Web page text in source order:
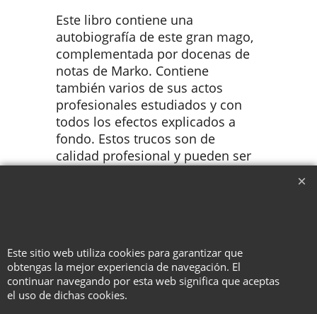
Este libro contiene una
autobiografía de este gran mago,
complementada por docenas de
notas de Marko. Contiene
también varios de sus actos
profesionales estudiados y con
todos los efectos explicados a
fondo. Estos trucos son de
calidad profesional y pueden ser
To create online store ShopFactory eCommerce software was used.
Este sitio web utiliza cookies para garantizar que
obtengas la mejor experiencia de navegación. El
continuar navegando por esta web significa que aceptas
el uso de dichas cookies.